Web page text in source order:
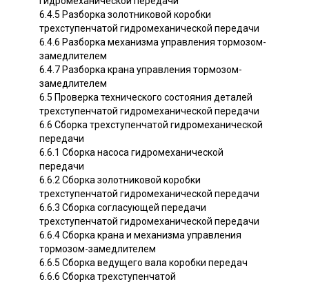
6.4.5 Разборка золотниковой коробки
трехступенчатой гидромеханической передачи
6.4.6 Разборка механизма управления тормозом-
замедлителем
6.4.7 Разборка крана управления тормозом-
замедлителем
6.5 Проверка технического состояния деталей
трехступенчатой гидромеханической передачи
6.6 Сборка трехступенчатой гидромеханической
передачи
6.6.1 Сборка насоса гидромеханической
передачи
6.6.2 Сборка золотниковой коробки
трехступенчатой гидромеханической передачи
6.6.3 Сборка согласующей передачи
трехступенчатой гидромеханической передачи
6.6.4 Сборка крана и механизма управления
тормозом-замедлителем
6.6.5 Сборка ведущего вала коробки передач
6.6.6 Сборка трехступенчатой